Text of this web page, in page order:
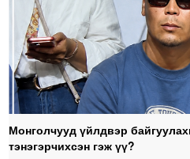
Монголчууд үйлдвэр
тэнэгэрчихсэн гэж үү?